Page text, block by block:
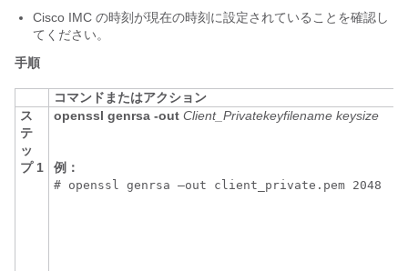
Cisco IMC の時刻が現在の時刻に設定されていることを確認し
てください。
手順
コマンドまたはアクション
ス
テ
ッ
プ 1
openssl genrsa -out Client_Privatekeyfilename keysize
例：
# openssl genrsa –out client_private.pem 2048